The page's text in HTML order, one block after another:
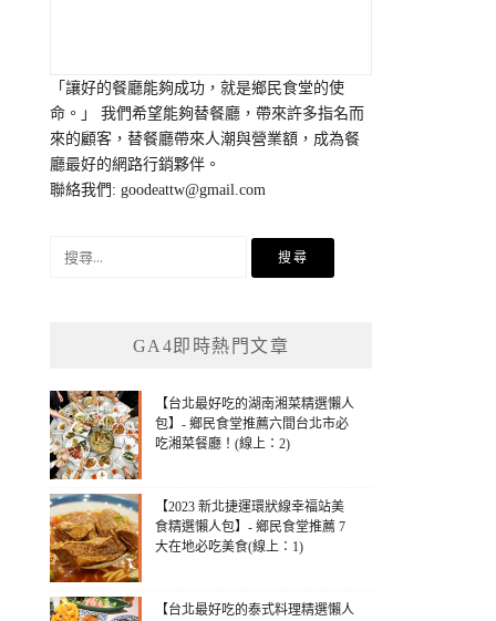
「讓好的餐廳能夠成功，就是鄉民食堂的使
命。」 我們希望能夠替餐廳，帶來許多指名而
來的顧客，替餐廳帶來人潮與營業額，成為餐
廳最好的網路行銷夥伴。
聯絡我們:goodeattw@gmail.com
GA4即時熱門文章
【台北最好吃的湖南湘菜精選懶人
包】- 鄉民食堂推薦六間台北市必
吃湘菜餐廳！(線上：2)
【2023 新北捷運環狀線幸福站美
食精選懶人包】- 鄉民食堂推薦 7
大在地必吃美食(線上：1)
【台北最好吃的泰式料理精選懶人